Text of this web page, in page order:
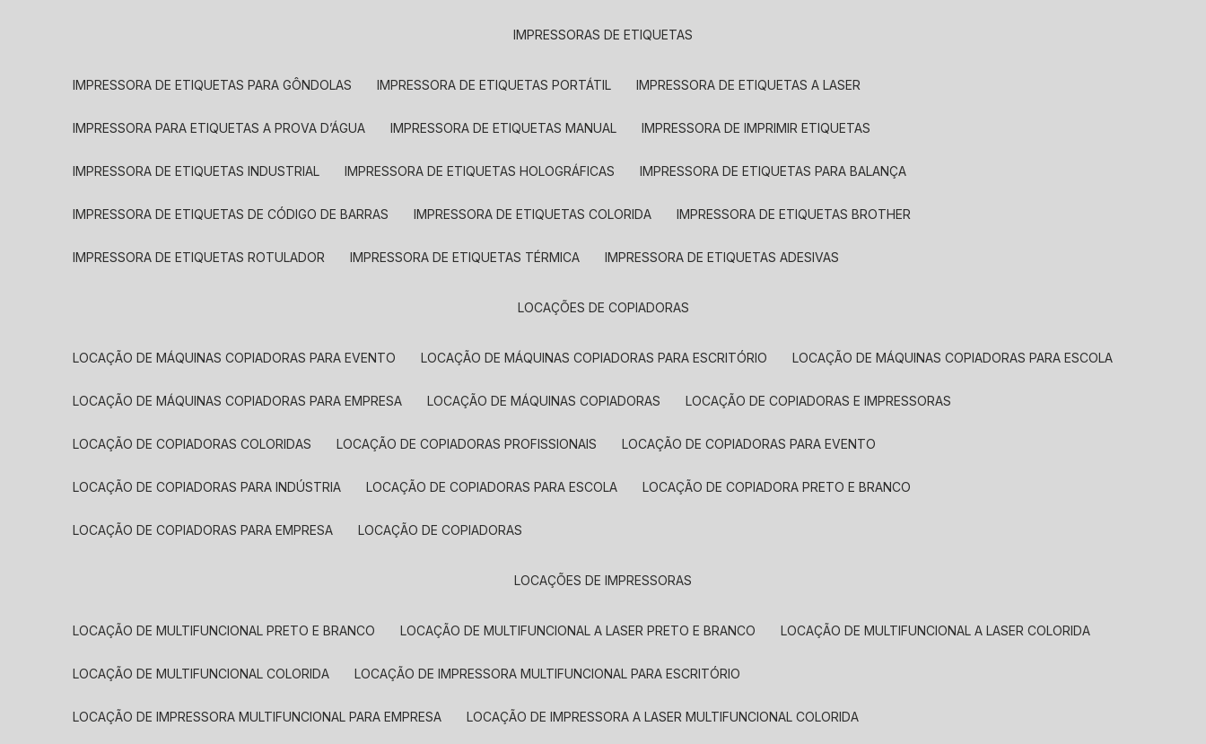
IMPRESSORAS DE ETIQUETAS
IMPRESSORA DE ETIQUETAS PARA GÔNDOLAS IMPRESSORA DE ETIQUETAS PORTÁTIL IMPRESSORA DE ETIQUETAS A LASER
IMPRESSORA PARA ETIQUETAS A PROVA D’ÁGUA IMPRESSORA DE ETIQUETAS MANUAL IMPRESSORA DE IMPRIMIR ETIQUETAS
IMPRESSORA DE ETIQUETAS INDUSTRIAL IMPRESSORA DE ETIQUETAS HOLOGRÁFICAS IMPRESSORA DE ETIQUETAS PARA BALANÇA
IMPRESSORA DE ETIQUETAS DE CÓDIGO DE BARRAS IMPRESSORA DE ETIQUETAS COLORIDA IMPRESSORA DE ETIQUETAS BROTHER
IMPRESSORA DE ETIQUETAS ROTULADOR IMPRESSORA DE ETIQUETAS TÉRMICA IMPRESSORA DE ETIQUETAS ADESIVAS
LOCAÇÕES DE COPIADORAS
LOCAÇÃO DE MÁQUINAS COPIADORAS PARA EVENTO LOCAÇÃO DE MÁQUINAS COPIADORAS PARA ESCRITÓRIO LOCAÇÃO DE MÁQUINAS COPIADORAS PARA ESCOLA
LOCAÇÃO DE MÁQUINAS COPIADORAS PARA EMPRESA LOCAÇÃO DE MÁQUINAS COPIADORAS LOCAÇÃO DE COPIADORAS E IMPRESSORAS
LOCAÇÃO DE COPIADORAS COLORIDAS LOCAÇÃO DE COPIADORAS PROFISSIONAIS LOCAÇÃO DE COPIADORAS PARA EVENTO
LOCAÇÃO DE COPIADORAS PARA INDÚSTRIA LOCAÇÃO DE COPIADORAS PARA ESCOLA LOCAÇÃO DE COPIADORA PRETO E BRANCO
LOCAÇÃO DE COPIADORAS PARA EMPRESA LOCAÇÃO DE COPIADORAS
LOCAÇÕES DE IMPRESSORAS
LOCAÇÃO DE MULTIFUNCIONAL PRETO E BRANCO LOCAÇÃO DE MULTIFUNCIONAL A LASER PRETO E BRANCO LOCAÇÃO DE MULTIFUNCIONAL A LASER COLORIDA
LOCAÇÃO DE MULTIFUNCIONAL COLORIDA LOCAÇÃO DE IMPRESSORA MULTIFUNCIONAL PARA ESCRITÓRIO
LOCAÇÃO DE IMPRESSORA MULTIFUNCIONAL PARA EMPRESA LOCAÇÃO DE IMPRESSORA A LASER MULTIFUNCIONAL COLORIDA